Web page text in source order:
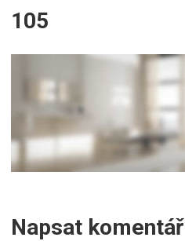
105
Napsat komentář